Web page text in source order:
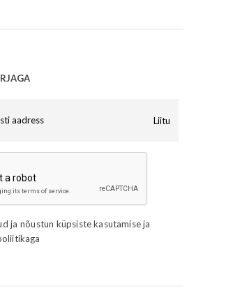
Liitu
ja nõustun küpsiste kasutamiseja